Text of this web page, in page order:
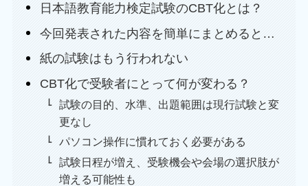
日本語教育能力検定試験のCBT化とは？
今回発表された内容を簡単にまとめると…
紙の試験はもう行われない
CBT化で受験者にとって何が変わる？
試験の目的、水準、出題範囲は現行試験と変
更なし
パソコン操作に慣れておく必要がある
試験日程が増え、受験機会や会場の選択肢が
増える可能性も